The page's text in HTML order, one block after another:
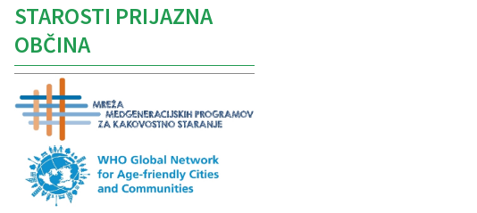
STAROSTI PRIJAZNA
OBČINA